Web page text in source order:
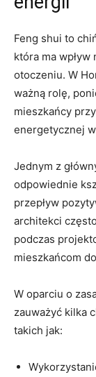
Feng shui to
która ma‍
otoczeniu. W⁢
ważną rolę,
mieszkańcy⁢
energetycznej
Jednym z
odpowiednie
przepływ
architekci⁣
podczas
mieszkańcom
W oparciu ⁣o
zauważyć kilka
takich⁤ jak: